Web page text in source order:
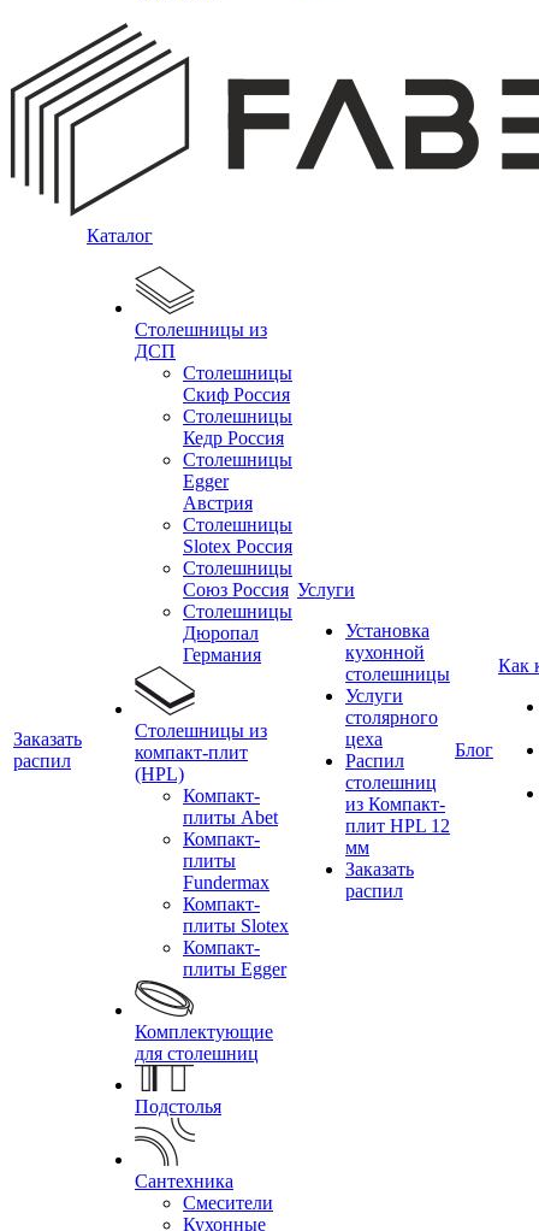
Заказать
распил
Каталог
Столешницы из
ДСП
Столешницы
Скиф Россия
Столешницы
Кедр Россия
Столешницы
Egger
Австрия
Столешницы
Slotex Россия
Столешницы
Союз Россия
Столешницы
Дюропал
Германия
Столешницы из
компакт-плит
(HPL)
Компакт-
плиты Abet
Компакт-
плиты
Fundermax
Компакт-
плиты Slotex
Компакт-
плиты Egger
Комплектующие
для столешниц
Подстолья
Сантехника
Смесители
Кухонные
Услуги
Установка
кухонной
столешницы
Услуги
столярного
цеха
Распил
столешниц
из Компакт-
плит HPL 12
мм
Заказать
распил
Блог
Как